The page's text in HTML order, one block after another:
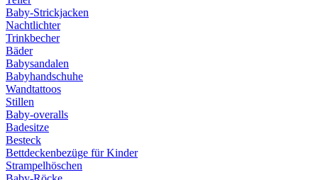
Baby-Strickjacken
Nachtlichter
Trinkbecher
Bäder
Babysandalen
Babyhandschuhe
Wandtattoos
Stillen
Baby-overalls
Badesitze
Besteck
Bettdeckenbezüge für Kinder
Strampelhöschen